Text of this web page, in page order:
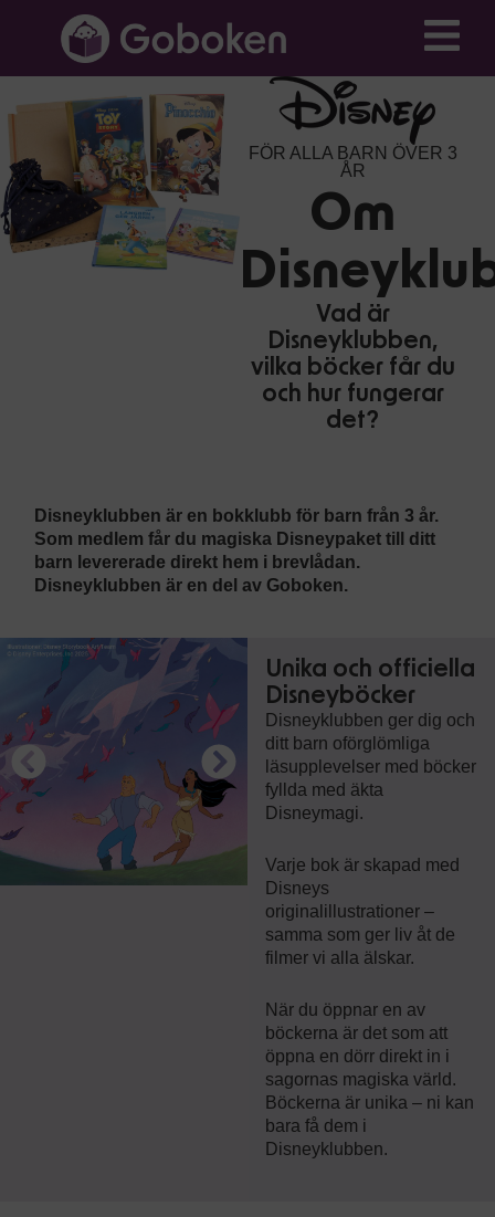
FÖR ALLA BARN ÖVER 3
ÅR
Om
Vad är
Disneyklubben,
vilka böcker får du
och hur fungerar
det?
Disneyklubben är en bokklubb för barn från 3 år.
Som medlem får du magiska Disneypaket till ditt
barn levererade direkt hem i brevlådan.
Disneyklubben är en del av Goboken.
Unika och officiella
Disneyböcker
Disneyklubben ger dig och
ditt barn oförglömliga
läsupplevelser med böcker
fyllda med äkta
Disneymagi.
Varje bok är skapad med
Disneys
originalillustrationer –
samma som ger liv åt de
filmer vi alla älskar.
När du öppnar en av
böckerna är det som att
öppna en dörr direkt in i
sagornas magiska värld.
Böckerna är unika – ni kan
bara få dem i
Disneyklubben.